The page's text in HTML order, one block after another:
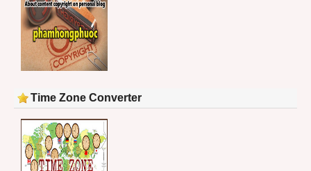
Time Zone Converter